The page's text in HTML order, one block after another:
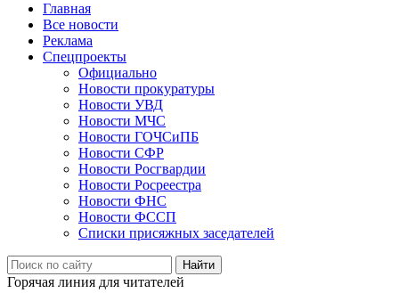
Главная
Все новости
Реклама
Спецпроекты
Официально
Новости прокуратуры
Новости УВД
Новости МЧС
Новости ГОЧСиПБ
Новости СФР
Новости Росгвардии
Новости Росреестра
Новости ФНС
Новости ФССП
Списки присяжных заседателей
Горячая линия для читателей